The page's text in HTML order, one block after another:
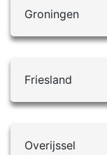
Groningen
Friesland
Overijssel